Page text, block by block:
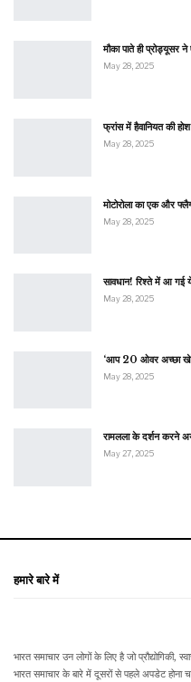
मौका पाते ही प्रोड्यूसर
May 28, 2025
फ्रांस में हैवानियत की
May 28, 2025
मोटोरोला का एक और
May 28, 2025
सावधान! रिश्ते में आ गई
May 28, 2025
‘आप 20 ओवर अच्छा
May 28, 2025
रामलला के दर्शन करने
May 27, 2025
हमारे बारे में
भारत समाचार उन लोगों के लिए है जो
भारत समाचार के बारे में दूसरों से पहले अपडेट